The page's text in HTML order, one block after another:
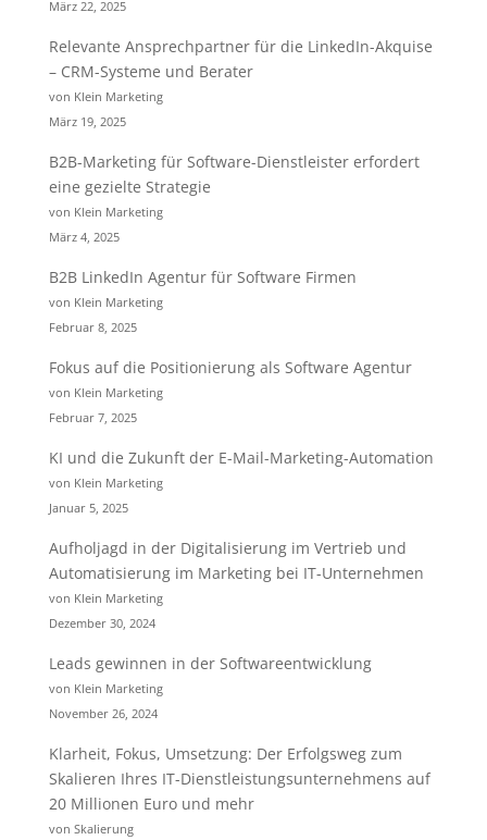
März 22, 2025
Relevante Ansprechpartner für die LinkedIn-Akquise
– CRM-Systeme und Berater
von Klein Marketing
März 19, 2025
B2B-Marketing für Software-Dienstleister erfordert
eine gezielte Strategie
von Klein Marketing
März 4, 2025
B2B LinkedIn Agentur für Software Firmen
von Klein Marketing
Februar 8, 2025
Fokus auf die Positionierung als Software Agentur
von Klein Marketing
Februar 7, 2025
KI und die Zukunft der E-Mail-Marketing-Automation
von Klein Marketing
Januar 5, 2025
Aufholjagd in der Digitalisierung im Vertrieb und
Automatisierung im Marketing bei IT-Unternehmen
von Klein Marketing
Dezember 30, 2024
Leads gewinnen in der Softwareentwicklung
von Klein Marketing
November 26, 2024
Klarheit, Fokus, Umsetzung: Der Erfolgsweg zum
Skalieren Ihres IT-Dienstleistungsunternehmens auf
20 Millionen Euro und mehr
von Skalierung